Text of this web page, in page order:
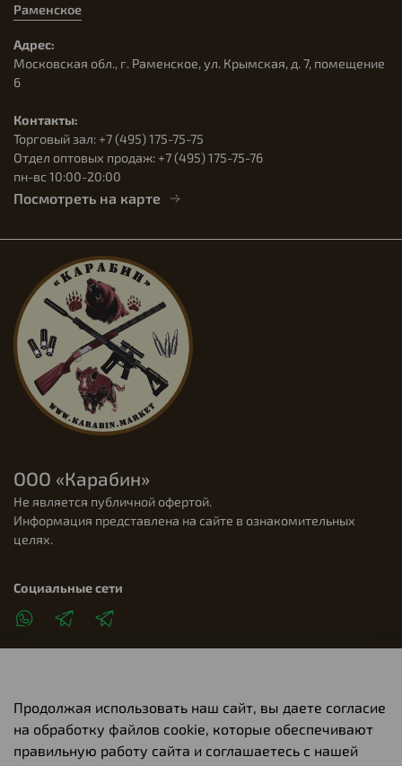
Раменское
Адрес:
Московская обл., г. Раменское, ул. Крымская, д. 7, помещение
6
Контакты:
Торговый зал: +7 (495) 175-75-75
Отдел оптовых продаж: +7 (495) 175-75-76
пн-вс 10:00-20:00
Посмотреть на карте
Клиентам
ООО «Карабин»
Не является публичной офертой.
Информация представлена на сайте в ознакомительных
целях.
Социальные сети
Продолжая использовать наш сайт, вы даете согласие
на обработку файлов cookie, которые обеспечивают
правильную работу сайта и соглашаетесь с нашей